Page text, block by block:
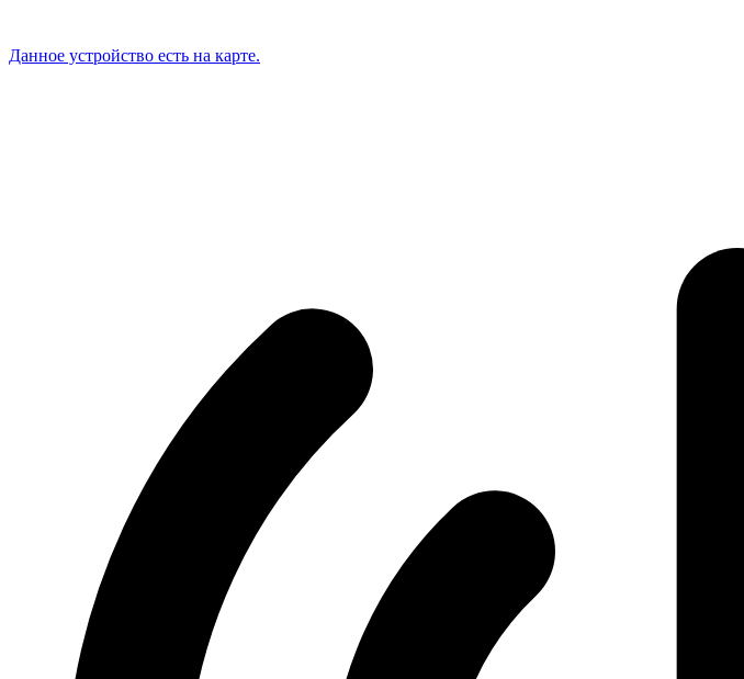
Данное устройство есть на карте.